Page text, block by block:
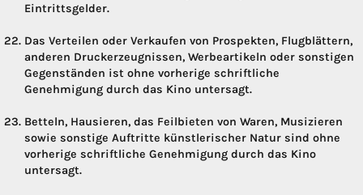
Eintrittsgelder.
Das Verteilen oder Verkaufen von Prospekten, Flugblättern,
anderen Druckerzeugnissen, Werbeartikeln oder sonstigen
Gegenständen ist ohne vorherige schriftliche
Genehmigung durch das Kino untersagt.
Betteln, Hausieren, das Feilbieten von Waren, Musizieren
sowie sonstige Auftritte künstlerischer Natur sind ohne
vorherige schriftliche Genehmigung durch das Kino
untersagt.